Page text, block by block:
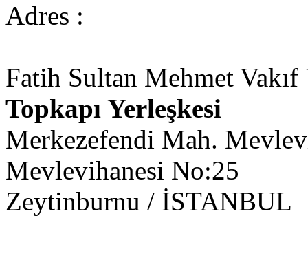
Adres :
Fatih Sultan Mehmet Vakıf
Topkapı Yerleşkesi
Merkezefendi Mah.
Mevlevihanesi No:25
Zeytinburnu / İSTANBUL